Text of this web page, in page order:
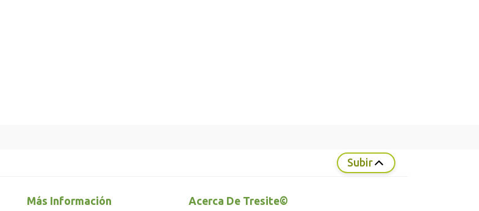
Subir
Más Información Acerca De Tresite©